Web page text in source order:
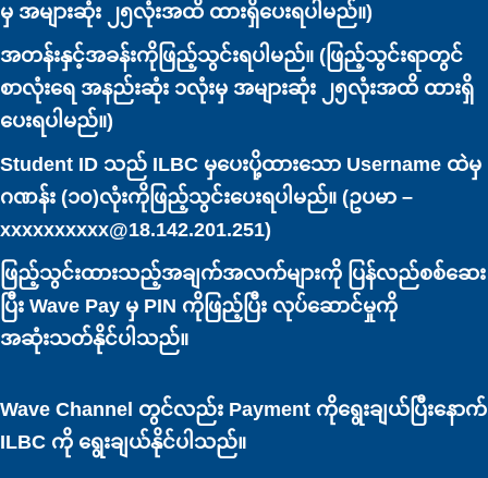
မှ အများဆုံး ၂၅လုံးအထိ ထားရှိပေးရပါမည်။)
အတန်းနှင့်အခန်းကိုဖြည့်သွင်းရပါမည်။ (ဖြည့်သွင်းရာတွင်
စာလုံးရေ အနည်းဆုံး ၁လုံးမှ အများဆုံး ၂၅လုံးအထိ ထားရှိ
ပေးရပါမည်။)
Student ID သည် ILBC မှပေးပို့ထားသော Username ထဲမှ
ဂဏန်း (၁၀)လုံးကိုဖြည့်သွင်းပေးရပါမည်။ (ဥပမာ –
xxxxxxxxxx@18.142.201.251)
ဖြည့်သွင်းထားသည့်အချက်အလက်များကို ပြန်လည်စစ်ဆေး
ပြီး Wave Pay မှ PIN ကိုဖြည့်ပြီး လုပ်ဆောင်မှုကို
အဆုံးသတ်နိုင်ပါသည်။
Wave Channel တွင်လည်း Payment ကိုရွေးချယ်ပြီးနောက်
ILBC ကို ရွေးချယ်နိုင်ပါသည်။